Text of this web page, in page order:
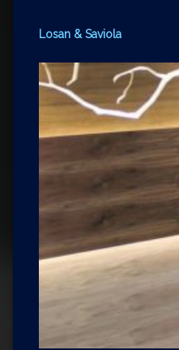
Losan & Saviola